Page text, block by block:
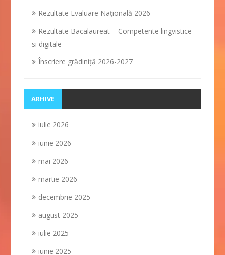
Rezultate Evaluare Naţională 2026
Rezultate Bacalaureat – Competente lingvistice
si digitale
Înscriere grădiniţă 2026-2027
ARHIVE
iulie 2026
iunie 2026
mai 2026
martie 2026
decembrie 2025
august 2025
iulie 2025
iunie 2025